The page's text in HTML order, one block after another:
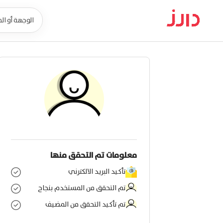
معلومات تم التحقق منها
تأكيد البريد الالكترني
تم التحقق من المستخدم بنجاح
تم تأكيد التحقق من المضيف